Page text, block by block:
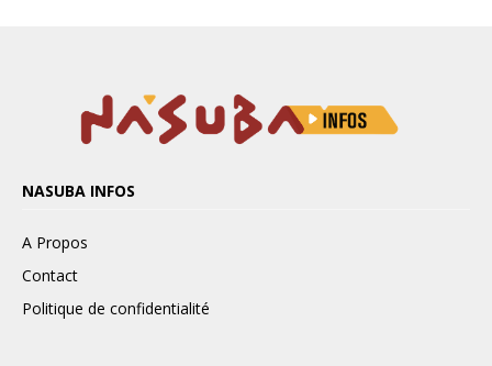
NASUBA INFOS
A Propos
Contact
Politique de confidentialité